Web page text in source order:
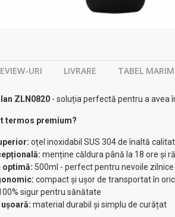
URI LIVRARE TABEL
ZLN0820 - soluția perfectă pentru a avea
termos premium?
oțel inoxidabil SUS 304 de înaltă
menține căldura până la 18 ore și
optimă: 500ml - perfect pentru nevoile zilnice
compact și ușor de transportat în
sigur pentru sănătate
material durabil și simplu de curățat